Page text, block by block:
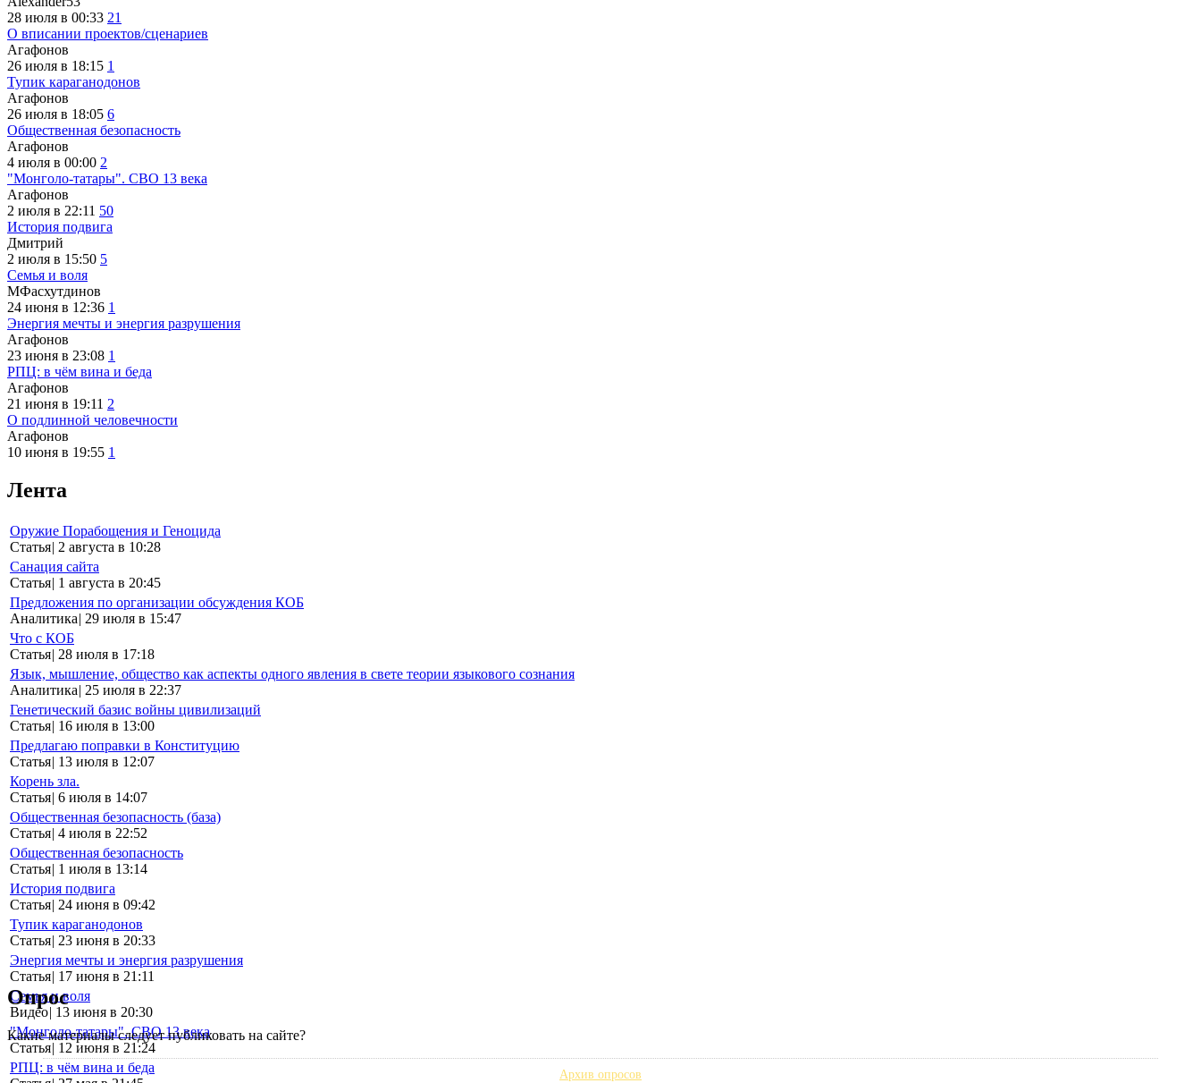
28 июля в 00:33 21
О вписании проектов/сценариев
Агафонов
26 июля в 18:15 1
Тупик караганодонов
Агафонов
26 июля в 18:05 6
Общественная безопасность
Агафонов
4 июля в 00:00 2
"Монголо-татары". СВО 13 века
Агафонов
2 июля в 22:11 50
История подвига
Дмитрий
2 июля в 15:50 5
Семья и воля
МФасхутдинов
24 июня в 12:36 1
Энергия мечты и энергия разрушения
Агафонов
23 июня в 23:08 1
РПЦ: в чём вина и беда
Агафонов
21 июня в 19:11 2
О подлинной человечности
Агафонов
10 июня в 19:55 1
Лента
Оружие Порабощения и Геноцида
Статья| 2 августа в 10:28
Санация сайта
Статья| 1 августа в 20:45
Предложения по организации обсуждения КОБ
Аналитика| 29 июля в 15:47
Что с КОБ
Статья| 28 июля в 17:18
Язык, мышление, общество как аспекты одного явления в свете теории языкового сознания
Аналитика| 25 июля в 22:37
Генетический базис войны цивилизаций
Статья| 16 июля в 13:00
Предлагаю поправки в Конституцию
Статья| 13 июля в 12:07
Корень зла.
Статья| 6 июля в 14:07
Общественная безопасность (база)
Статья| 4 июля в 22:52
Общественная безопасность
Статья| 1 июля в 13:14
История подвига
Статья| 24 июня в 09:42
Тупик караганодонов
Статья| 23 июня в 20:33
Энергия мечты и энергия разрушения
Статья| 17 июня в 21:11
Семья и воля
Видео| 13 июня в 20:30
"Монголо-татары". СВО 13 века
Статья| 12 июня в 21:24
РПЦ: в чём вина и беда
Опрос
Какие материалы следует публиковать на сайте?
Архив опросов